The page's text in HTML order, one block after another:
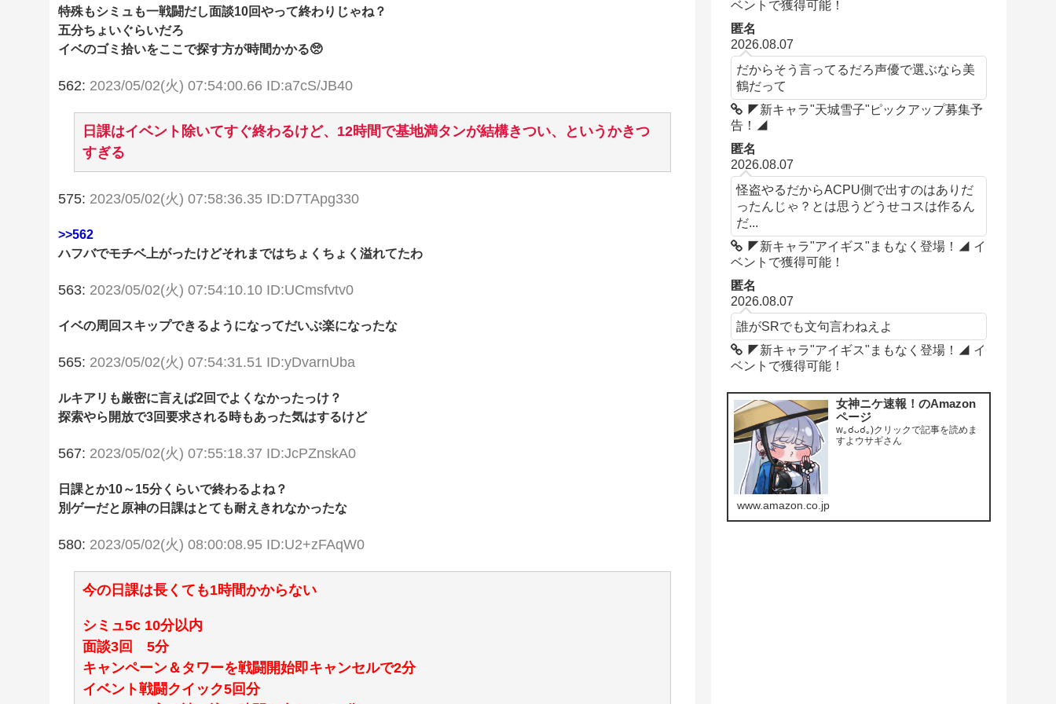
特殊もシミュも一戦闘だし面談10回やって終わりじゃね？
五分ちょいぐらいだろ
イベのゴミ拾いをここで探す方が時間かかる🥺
562: 2023/05/02(火) 07:54:00.66 ID:a7cS/JB40
日課はイベント除いてすぐ終わるけど、12時間で基地満タンが結構きつい、というかきつ
すぎる
575: 2023/05/02(火) 07:58:36.35 ID:D7TApg330
>>562
ハフバでモチベ上がったけどそれまではちょくちょく溢れてたわ
563: 2023/05/02(火) 07:54:10.10 ID:UCmsfvtv0
イベの周回スキップできるようになってだいぶ楽になったな
565: 2023/05/02(火) 07:54:31.51 ID:yDvarnUba
ルキアリも厳密に言えば2回でよくなかったっけ？
探索やら開放で3回要求される時もあった気はするけど
567: 2023/05/02(火) 07:55:18.37 ID:JcPZnskA0
日課とか10～15分くらいで終わるよね？
別ゲーだと原神の日課はとても耐えきれなかったな
580: 2023/05/02(火) 08:00:08.95 ID:U2+zFAqW0
今の日課は長くても1時間かからない
シミュ5c 10分以内
面談3回 5分
キャンペーン＆タワーを戦闘開始即キャンセルで2分
イベント戦闘クイック5回分
ベントで獲得可能！
匿名
2026.08.07
だからそう言ってるだろ声優で選ぶなら美
鶴だって
◤新キャラ"天城雪子"ピックアップ募集予
告！◢
匿名
2026.08.07
怪盗やるだからACPU側で出すのはありだ
ったんじゃ？とは思うどうせコスは作るん
だ...
◤新キャラ"アイギス"まもなく登場！◢ イ
ベントで獲得可能！
匿名
2026.08.07
誰がSRでも文句言わねえよ
◤新キャラ"アイギス"まもなく登場！◢ イ
ベントで獲得可能！
女神ニケ速報！のAmazon
ページ
w｡☌ᴗ☌｡)クリックで記事を読めま
すよウサギさん
www.amazon.co.jp